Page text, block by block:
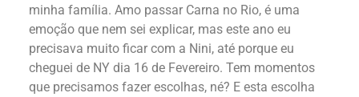
minha família. Amo passar Carna no Rio, é uma
emoção que nem sei explicar, mas este ano eu
precisava muito ficar com a Nini, até porque eu
cheguei de NY dia 16 de Fevereiro. Tem momentos
que precisamos fazer escolhas, né? E esta escolha